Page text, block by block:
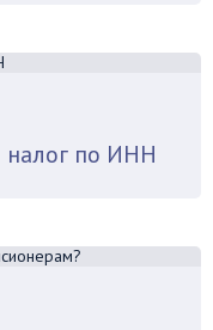
налог по ИНН